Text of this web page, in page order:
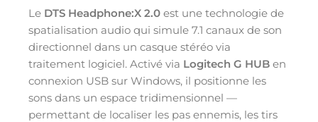
Le DTS Headphone:X 2.0 est une technologie de
spatialisation audio qui simule 7.1 canaux de son
directionnel dans un casque stéréo via
traitement logiciel. Activé via Logitech G HUB en
connexion USB sur Windows, il positionne les
sons dans un espace tridimensionnel —
permettant de localiser les pas ennemis, les tirs